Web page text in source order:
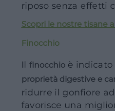
riposo senza effetti
Scopri le nostre tisane
Finocchio
Il finocchioè indicato
proprietà digestive e
ridurre il gonfiore
favorisce una